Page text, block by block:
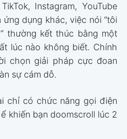
Instagram, YouTube
dụng khác, việc nói “tôi
thường kết thúc bằng một
lúc nào không biết. Chính
chọn giải pháp cực đoan
sự cám dỗ.
chỉ có chức năng gọi điện
khiến bạn doomscroll lúc 2